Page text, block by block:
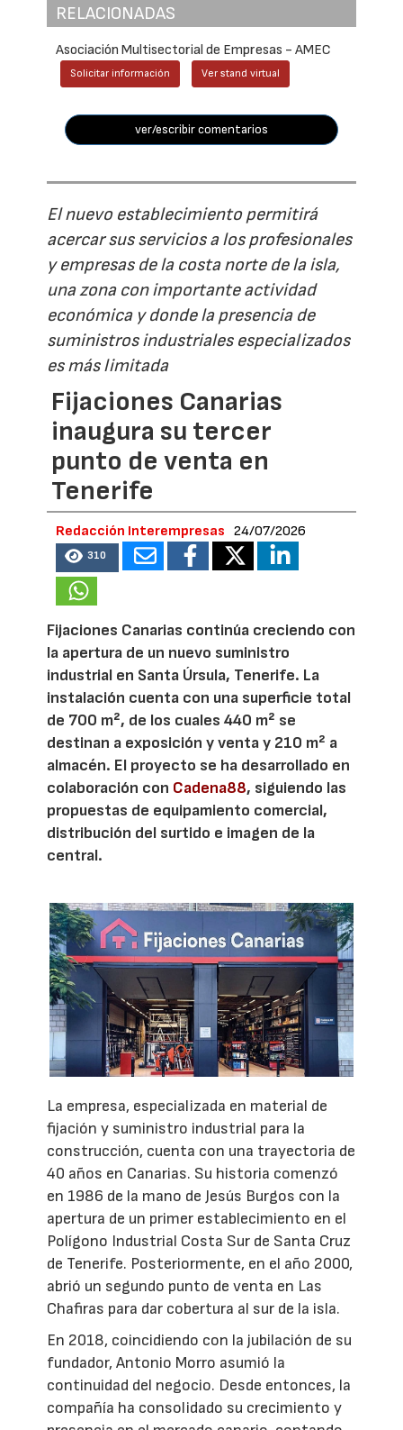
RELACIONADAS
Asociación Multisectorial de Empresas - AMEC
Solicitar información Ver stand virtual
ver/escribir comentarios
El nuevo establecimiento permitirá
acercar sus servicios a los profesionales
y empresas de la costa norte de la isla,
una zona con importante actividad
económica y donde la presencia de
suministros industriales especializados
es más limitada
Fijaciones Canarias
inaugura su tercer
punto de venta en
Tenerife
Redacción Interempresas 24/07/2026
310
Fijaciones Canarias continúa creciendo con
la apertura de un nuevo suministro
industrial en Santa Úrsula, Tenerife. La
instalación cuenta con una superficie total
de 700 m², de los cuales 440 m² se
destinan a exposición y venta y 210 m² a
almacén. El proyecto se ha desarrollado en
colaboración con Cadena88, siguiendo las
propuestas de equipamiento comercial,
distribución del surtido e imagen de la
central.
La empresa, especializada en material de
fijación y suministro industrial para la
construcción, cuenta con una trayectoria de
40 años en Canarias. Su historia comenzó
en 1986 de la mano de Jesús Burgos con la
apertura de un primer establecimiento en el
Polígono Industrial Costa Sur de Santa Cruz
de Tenerife. Posteriormente, en el año 2000,
abrió un segundo punto de venta en Las
Chafiras para dar cobertura al sur de la isla.
En 2018, coincidiendo con la jubilación de su
fundador, Antonio Morro asumió la
continuidad del negocio. Desde entonces, la
compañía ha consolidado su crecimiento y